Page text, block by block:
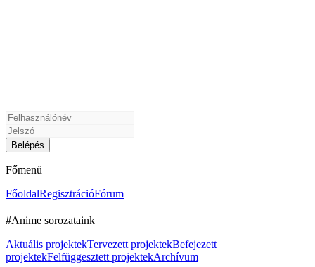
Főmenü
FőoldalRegisztrációFórum
#Anime sorozataink
Aktuális projektekTervezett projektekBefejezett
projektekFelfüggesztett projektekArchívum